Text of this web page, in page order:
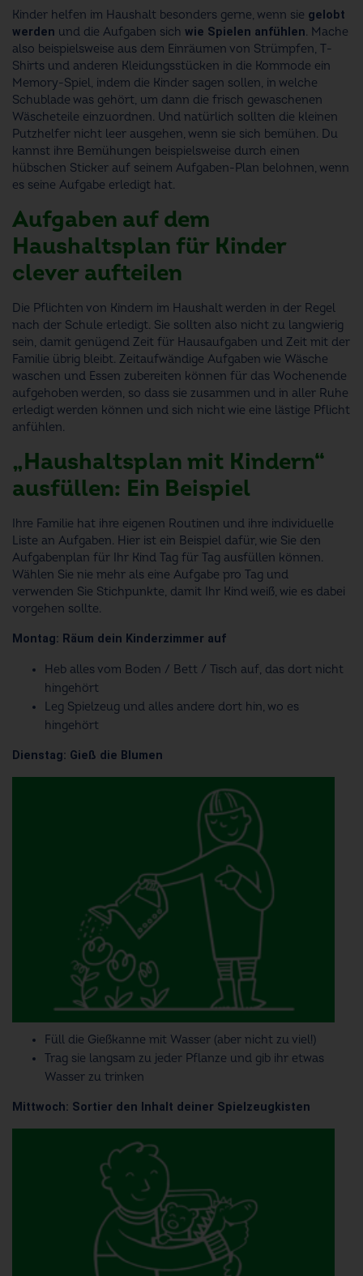
Kinder helfen im Haushalt besonders gerne, wenn sie gelobt
werden und die Aufgaben sich wie Spielen anfühlen. Mache
also beispielsweise aus dem Einräumen von Strümpfen, T-
Shirts und anderen Kleidungsstücken in die Kommode ein
Memory-Spiel, indem die Kinder sagen sollen, in welche
Schublade was gehört, um dann die frisch gewaschenen
Wäscheteile einzuordnen. Und natürlich sollten die kleinen
Putzhelfer nicht leer ausgehen, wenn sie sich bemühen. Du
kannst ihre Bemühungen beispielsweise durch einen
hübschen Sticker auf seinem Aufgaben-Plan belohnen, wenn
es seine Aufgabe erledigt hat.
Aufgaben auf dem
Haushaltsplan für Kinder
clever aufteilen
Die Pflichten von Kindern im Haushalt werden in der Regel
nach der Schule erledigt. Sie sollten also nicht zu langwierig
sein, damit genügend Zeit für Hausaufgaben und Zeit mit der
Familie übrig bleibt. Zeitaufwändige Aufgaben wie Wäsche
waschen und Essen zubereiten können für das Wochenende
aufgehoben werden, so dass sie zusammen und in aller Ruhe
erledigt werden können und sich nicht wie eine lästige Pflicht
anfühlen.
„Haushaltsplan mit Kindern“
ausfüllen: Ein Beispiel
Ihre Familie hat ihre eigenen Routinen und ihre individuelle
Liste an Aufgaben. Hier ist ein Beispiel dafür, wie Sie den
Aufgabenplan für Ihr Kind Tag für Tag ausfüllen können.
Wählen Sie nie mehr als eine Aufgabe pro Tag und
verwenden Sie Stichpunkte, damit Ihr Kind weiß, wie es dabei
vorgehen sollte.
Montag: Räum dein Kinderzimmer auf
Heb alles vom Boden / Bett / Tisch auf, das dort nicht
hingehört
Leg Spielzeug und alles andere dort hin, wo es
hingehört
Dienstag: Gieß die Blumen
Füll die Gießkanne mit Wasser (aber nicht zu viel!)
Trag sie langsam zu jeder Pflanze und gib ihr etwas
Wasser zu trinken
Mittwoch: Sortier den Inhalt deiner Spielzeugkisten